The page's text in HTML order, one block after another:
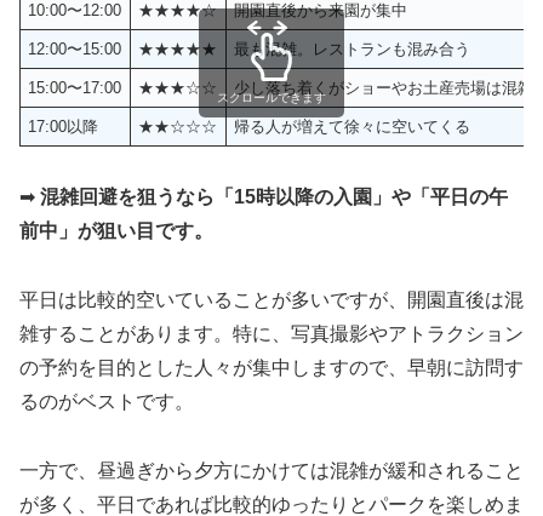
10:00〜12:00 ★★★★☆ 開園直後から来園が集中
12:00〜15:00 ★★★★★ 最も混雑。レストランも混み合う
15:00〜17:00 ★★★☆☆ 少し落ち着くがショーやお土産売場は混雑
17:00以降 ★★☆☆☆ 帰る人が増えて徐々に空いてくる
スクロールできます
➡ 混雑回避を狙うなら「15時以降の入園」や「平日の午
前中」が狙い目です。
平日は比較的空いていることが多いですが、開園直後は混
雑することがあります。特に、写真撮影やアトラクション
の予約を目的とした人々が集中しますので、早朝に訪問す
るのがベストです。
一方で、昼過ぎから夕方にかけては混雑が緩和されること
が多く、平日であれば比較的ゆったりとパークを楽しめま